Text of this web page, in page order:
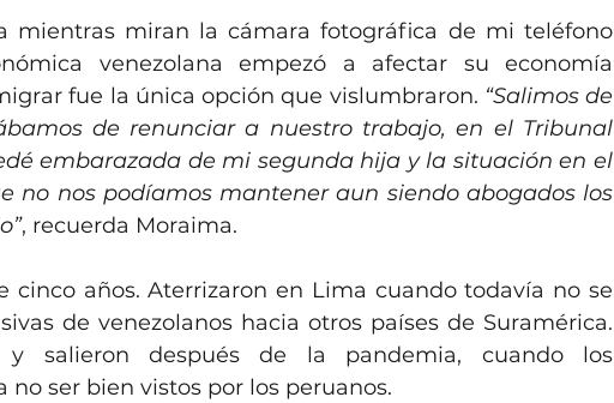
mientras miran la cámara fotográfica de mi teléfono
venezolana empezó a afectar su economía
fue la única opción que vislumbraron. “Salimos de
de renunciar a nuestro trabajo, en el Tribunal
embarazada de mi segunda hija y la situación en el
no nos podíamos mantener aun siendo abogados los
, recuerda Moraima.
cinco años. Aterrizaron en Lima cuando todavía no se
de venezolanos hacia otros países de Suramérica.
y salieron después de la pandemia, cuando los
no ser bien vistos por los peruanos.